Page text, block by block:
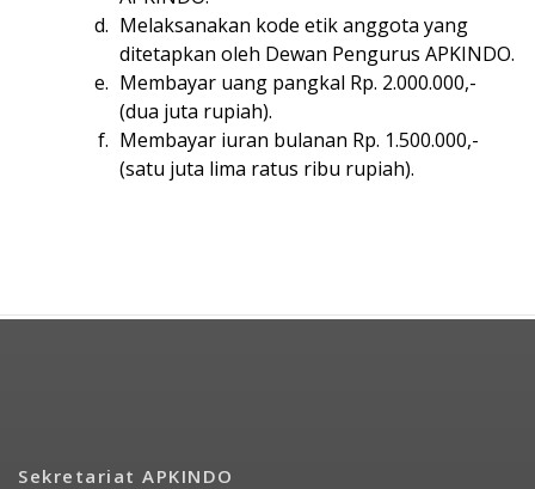
Melaksanakan kode etik anggota yang
ditetapkan oleh Dewan Pengurus APKINDO.
Membayar uang pangkal Rp. 2.000.000,-
(dua juta rupiah).
Membayar iuran bulanan Rp. 1.500.000,-
(satu juta lima ratus ribu rupiah).
Sekretariat APKINDO